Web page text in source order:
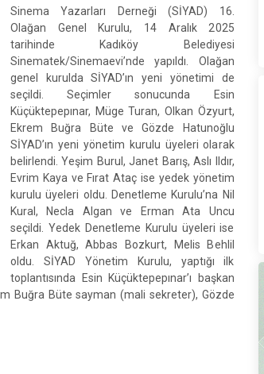
Sinema Yazarları Derneği (SİYAD) 16.
Olağan Genel Kurulu, 14 Aralık 2025
tarihinde Kadıköy Belediyesi
Sinematek/Sinemaevi’nde yapıldı. Olağan
genel kurulda SİYAD’ın yeni yönetimi de
seçildi. Seçimler sonucunda Esin
Küçüktepepınar, Müge Turan, Olkan Özyurt,
Ekrem Buğra Büte ve Gözde Hatunoğlu
SİYAD’ın yeni yönetim kurulu üyeleri olarak
belirlendi. Yeşim Burul, Janet Barış, Aslı Ildır,
Evrim Kaya ve Fırat Ataç ise yedek yönetim
kurulu üyeleri oldu. Denetleme Kurulu’na Nil
Kural, Necla Algan ve Erman Ata Uncu
seçildi. Yedek Denetleme Kurulu üyeleri ise
Erkan Aktuğ, Abbas Bozkurt, Melis Behlil
oldu. SİYAD Yönetim Kurulu, yaptığı ilk
toplantısında Esin Küçüktepepınar’ı başkan
Buğra Büte sayman (mali sekreter), Gözde